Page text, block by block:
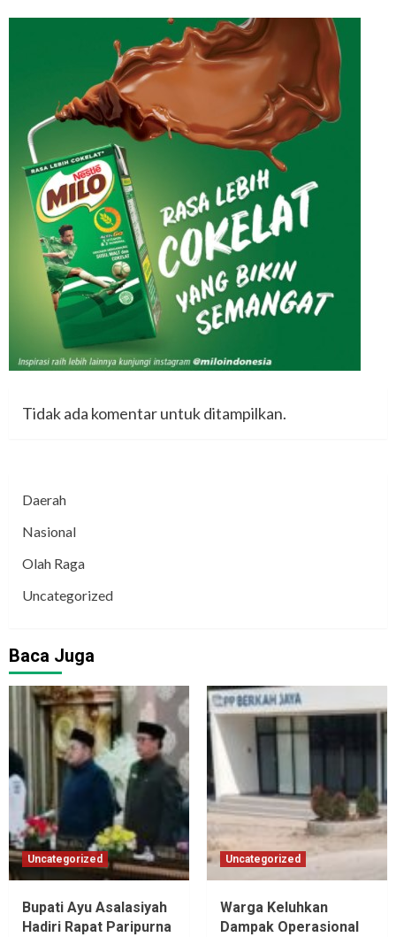
Tidak ada komentar untuk ditampilkan.
Daerah
Nasional
Olah Raga
Uncategorized
Baca Juga
Uncategorized
Bupati Ayu Asalasiyah
Hadiri Rapat Paripurna
Uncategorized
Warga Keluhkan
Dampak Operasional